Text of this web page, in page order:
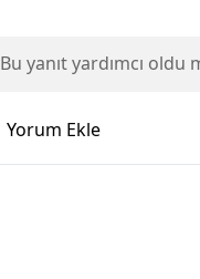
Bu yanıt yardımcı oldu
Yorum Ekle